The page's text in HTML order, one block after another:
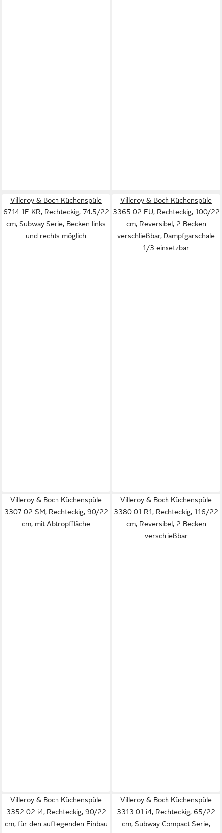
Villeroy & Boch Küchenspüle
6714 1F KR, Rechteckig, 74.5/22
cm, Subway Serie, Becken links
und rechts möglich
Villeroy & Boch Küchenspüle
3365 02 FU, Rechteckig, 100/22
cm, Reversibel, 2 Becken
verschließbar, Dampfgarschale
1/3 einsetzbar
Villeroy & Boch Küchenspüle
3307 02 SM, Rechteckig, 90/22
cm, mit Abtropffläche
Villeroy & Boch Küchenspüle
3380 01 R1, Rechteckig, 116/22
cm, Reversibel, 2 Becken
verschließbar
Villeroy & Boch Küchenspüle
3352 02 i4, Rechteckig, 90/22
cm, für den aufliegenden Einbau
Villeroy & Boch Küchenspüle
3313 01 i4, Rechteckig, 65/22
cm, Subway Compact Serie,